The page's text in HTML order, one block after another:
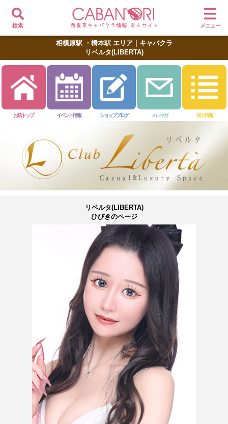
検索 メニュー
相模原駅 ・橋本駅 エリア｜キャバクラ
リベルタ(LIBERTA)
お店トップ イベント情報 ショップブログ メルマガ 求人情報
リベルタ(LIBERTA)
ひびきのページ